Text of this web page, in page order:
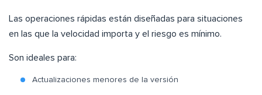
Las operaciones rápidas están diseñadas para situaciones
en las que la velocidad importa y el riesgo es mínimo.
Son ideales para:
Actualizaciones menores de la versión